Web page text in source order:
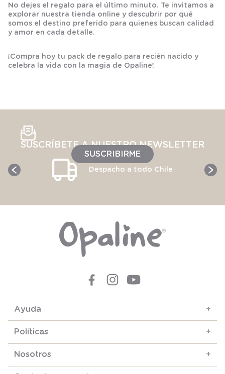
No dejes el regalo para el último minuto. Te invitamos a
explorar nuestra tienda online y descubrir por qué
somos el destino preferido para quienes buscan calidad
y amor en cada detalle.
¡Compra hoy tu pack de regalo para recién nacido y
celebra la vida con la magia de Opaline!
SUSCRÍBETE A NUESTRO NEWSLETTER
SUSCRIBIRME
Despacho a todo Chile
Ayuda +
Políticas +
Nosotros +